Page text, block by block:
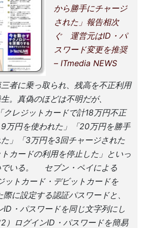
から勝手にチャージ
された」報告相次
ぐ 運営元はID・パ
スワード変更を推奨
– ITmedia NEWS
者に乗っ取られ、残高を不正利用
。真偽のほどは不明だが、
レジットカードで計18万円不正
万円を使われた」「20万円を勝手
」「3万円を3回チャージされた
カードの利用を停止した」といっ
でいる。 セブン・ペイによる
ットカード・デビットカードを
に設定する認証パスワードと、
・パスワードを同じ文字列にし
）ログインID・パスワードを簡易